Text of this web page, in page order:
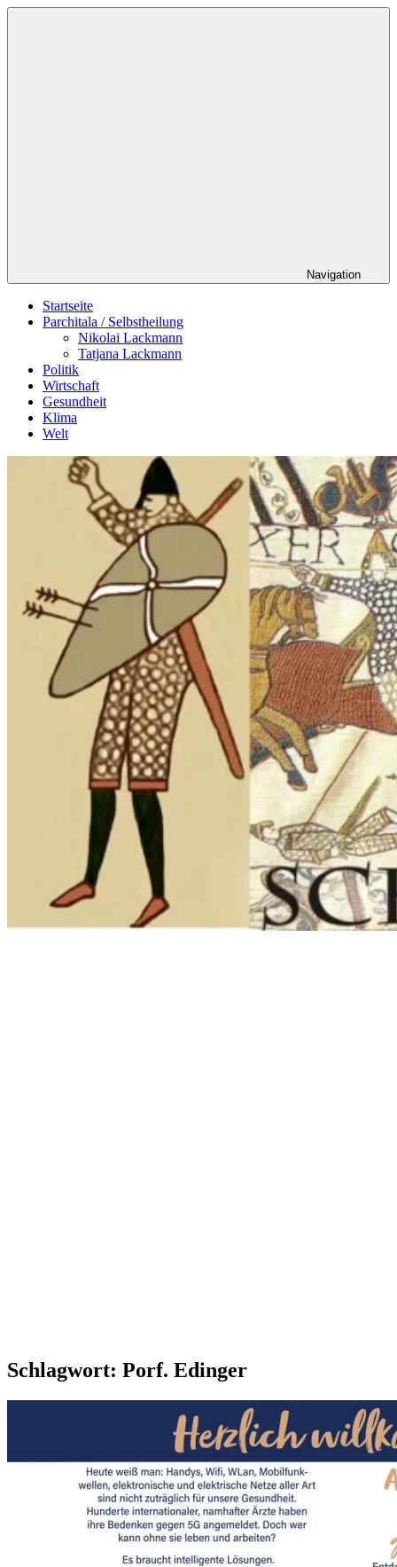
Zum
Navigation
Startseite
Parchitala / Selbstheilung
Nikolai Lackmann
Tatjana Lackmann
Politik
Wirtschaft
Gesundheit
Klima
Welt
Schlagwort: Porf. Edinger